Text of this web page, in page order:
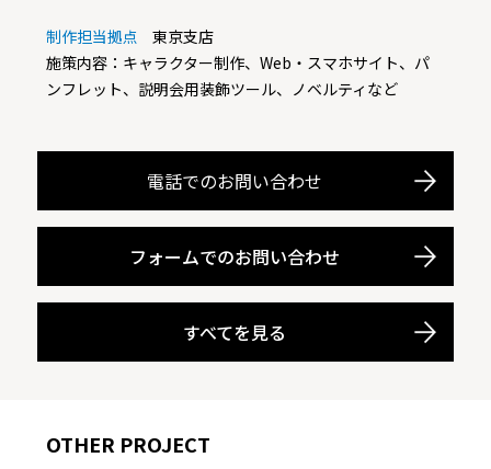
制作担当拠点
東京支店
施策内容：キャラクター制作、Web・スマホサイト、パ
ンフレット、説明会用装飾ツール、ノベルティなど
電話でのお問い合わせ
フォームでのお問い合わせ
すべてを見る
OTHER PROJECT